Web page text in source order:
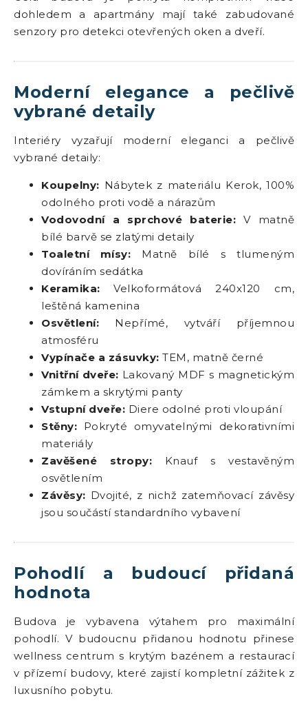
dohledem a apartmány mají také zabudované
senzory pro detekci otevřených oken a dveří.
Moderní elegance a pečlivě
vybrané detaily
Interiéry vyzařují moderní eleganci a pečlivě
vybrané detaily:
Koupelny: Nábytek z materiálu Kerok, 100%
odolného proti vodě a nárazům
Vodovodní a sprchové baterie: V matně
bílé barvě se zlatými detaily
Toaletní mísy: Matně bílé s tlumeným
dovíráním sedátka
Keramika: Velkoformátová 240x120 cm,
leštěná kamenina
Osvětlení: Nepřímé, vytváří příjemnou
atmosféru
Vypínače a zásuvky: TEM, matně černé
Vnitřní dveře: Lakovaný MDF s magnetickým
zámkem a skrytými panty
Vstupní dveře: Diere odolné proti vloupání
Stěny: Pokryté omyvatelnými dekorativními
materiály
Zavěšené stropy: Knauf s vestavěným
osvětlením
Závěsy: Dvojité, z nichž zatemňovací závěsy
jsou součástí standardního vybavení
Pohodlí a budoucí přidaná
hodnota
Budova je vybavena výtahem pro maximální
pohodlí. V budoucnu přidanou hodnotu přinese
wellness centrum s krytým bazénem a restaurací
v přízemí budovy, které zajistí kompletní zážitek z
luxusního pobytu.